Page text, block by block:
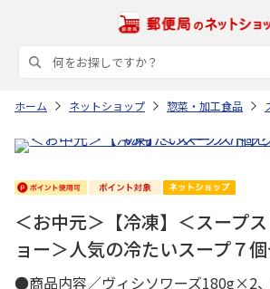
ホーム ネットショップ 惣菜・加工食品
＜お中元＞【冷凍】＜スープ
ョー＞人気の冷たいスープ７
●商品内容／ヴィシソワーズ180g×2